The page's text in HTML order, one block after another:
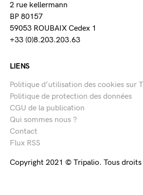
2 rue kellermann
BP 80157
59053 ROUBAIX Cedex 1
+33 (0)8.203.203.63
LIENS
Politique d’utilisation des cookies sur
Politique de protection des données
CGU de la publication
Qui sommes nous ?
Contact
Flux RSS
Copyright 2021 © Tripalio. Tous droits